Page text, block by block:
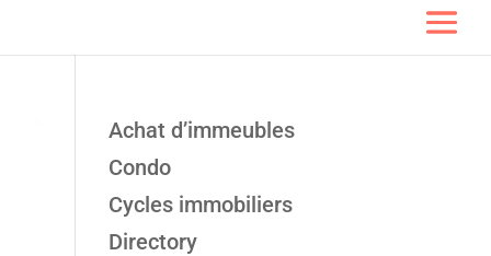
Achat d’immeubles
Condo
Cycles immobiliers
Directory